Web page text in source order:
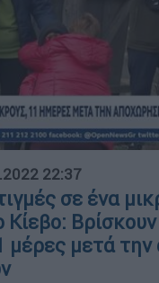
22:37
σε ένα
Κίεβο:
μέρες μετά